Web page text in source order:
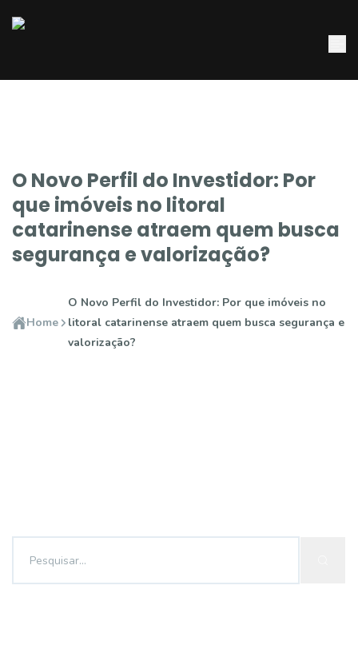
O Novo Perfil do Investidor: Por
que imóveis no litoral
catarinense atraem quem busca
segurança e valorização?
Home
O Novo Perfil do Investidor: Por que imóveis no
litoral catarinense atraem quem busca segurança e
valorização?